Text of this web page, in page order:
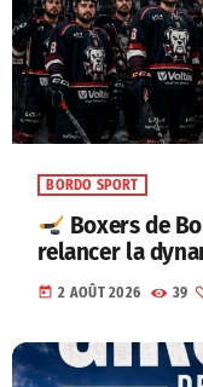
BORDO SPORT
Boxers de
relancer la
today 2 AOÛT 2026 39